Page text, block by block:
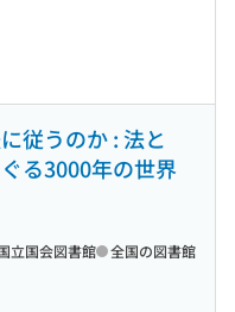
従うのか : 法と
る3000年の世界
立国会図書館 全国の図書館